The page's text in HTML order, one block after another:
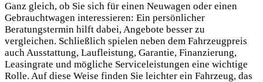
Ganz gleich, ob Sie sich für einen Neuwagen oder einen
Gebrauchtwagen interessieren: Ein persönlicher
Beratungstermin hilft dabei, Angebote besser zu
vergleichen. Schließlich spielen neben dem Fahrzeugpreis
auch Ausstattung, Laufleistung, Garantie, Finanzierung,
Leasingrate und mögliche Serviceleistungen eine wichtige
Rolle. Auf diese Weise finden Sie leichter ein Fahrzeug, das